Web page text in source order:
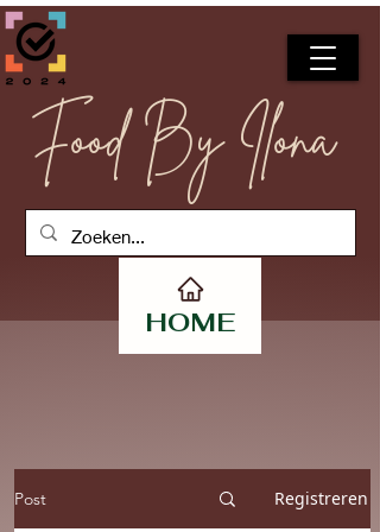
Food By Ilona
HOME
Post Registreren